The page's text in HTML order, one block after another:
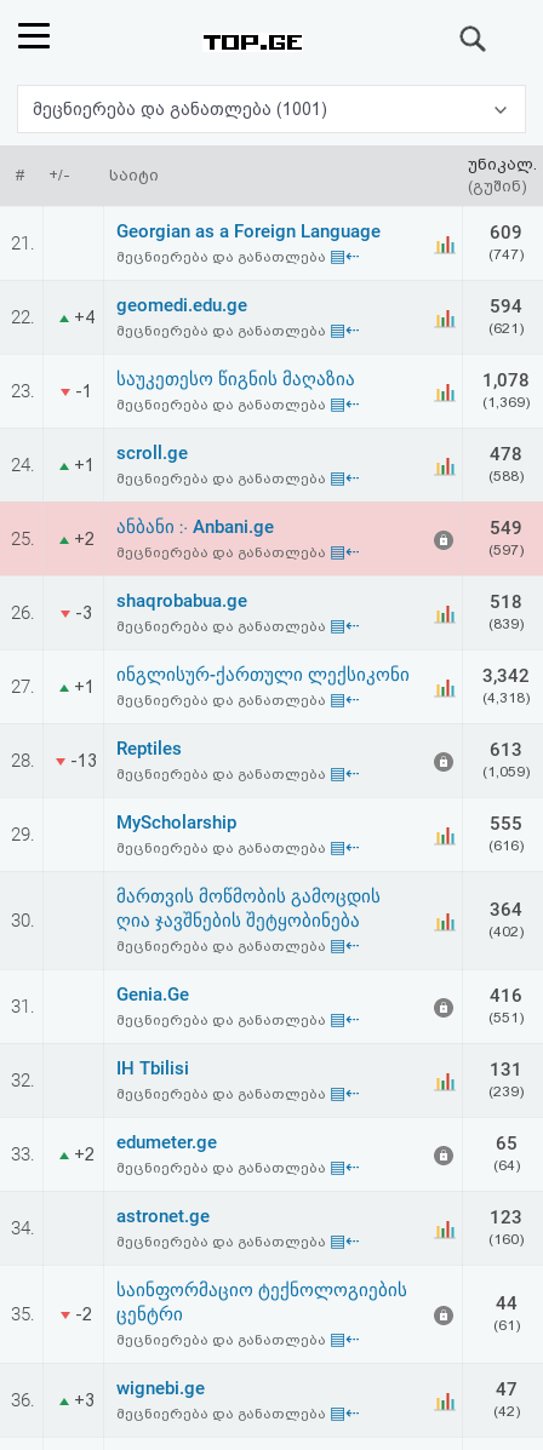
რეიტინგი
(მთავარი)
ფოსტა
პასუხი
ავტორიზაცია
რეგისტრაცია
პაროლის
აღდგენა
HTML
შეთანხმება
უარყოფა
მეცნიერება და განათლება (1001)
# +/- საიტი
უნიკალ.
(გუშინ)
21.
Georgian as a Foreign Language
მეცნიერება და განათლება ▤⇠
609
(747)
22. +4
geomedi.edu.ge
მეცნიერება და განათლება ▤⇠
594
(621)
23. -1
საუკეთესო წიგნის მაღაზია
მეცნიერება და განათლება ▤⇠
1,078
(1,369)
24. +1
scroll.ge
მეცნიერება და განათლება ▤⇠
478
(588)
25. +2
ანბანი ჻ Anbani.ge
მეცნიერება და განათლება ▤⇠
549
(597)
26. -3
shaqrobabua.ge
მეცნიერება და განათლება ▤⇠
518
(839)
27. +1
ინგლისურ-ქართული ლექსიკონი
მეცნიერება და განათლება ▤⇠
3,342
(4,318)
28. -13
Reptiles
მეცნიერება და განათლება ▤⇠
613
(1,059)
29.
MyScholarship
მეცნიერება და განათლება ▤⇠
555
(616)
30.
მართვის მოწმობის გამოცდის
ღია ჯავშნების შეტყობინება
მეცნიერება და განათლება ▤⇠
364
(402)
31.
Genia.Ge
მეცნიერება და განათლება ▤⇠
416
(551)
32.
IH Tbilisi
მეცნიერება და განათლება ▤⇠
131
(239)
33. +2
edumeter.ge
მეცნიერება და განათლება ▤⇠
65
(64)
34.
astronet.ge
მეცნიერება და განათლება ▤⇠
123
(160)
35. -2
საინფორმაციო ტექნოლოგიების
ცენტრი
მეცნიერება და განათლება ▤⇠
44
(61)
36. +3
wignebi.ge
მეცნიერება და განათლება ▤⇠
47
(42)